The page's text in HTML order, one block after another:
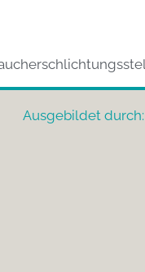
Ausgebildet durch: